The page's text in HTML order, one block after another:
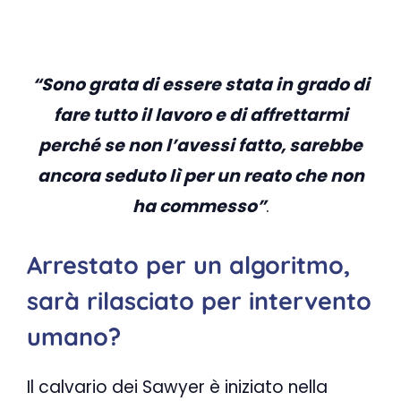
“Sono grata di essere stata in grado di
fare tutto il lavoro e di affrettarmi
perché se non l’avessi fatto, sarebbe
ancora seduto lì per un reato che non
ha commesso”.
Arrestato per un algoritmo,
sarà rilasciato per intervento
umano?
Il calvario dei Sawyer è iniziato nella